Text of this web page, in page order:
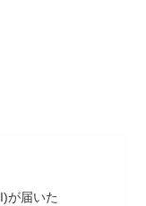
が届いた